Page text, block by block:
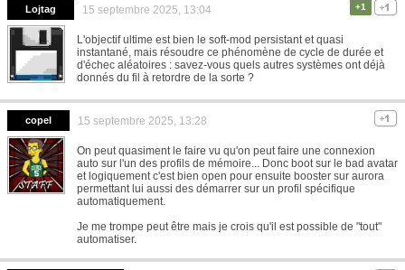
Lojtag 15 septembre 2025, 13:04 +1
L'objectif ultime est bien le soft-mod persistant et quasi
instantané, mais résoudre ce phénomène de cycle de durée et
d'échec aléatoires : savez-vous quels autres systèmes ont déjà
donnés du fil à retordre de la sorte ?
copel 15 septembre 2025, 13:28
On peut quasiment le faire vu qu'on peut faire une connexion
auto sur l'un des profils de mémoire... Donc boot sur le bad avatar
et logiquement c'est bien open pour ensuite booster sur aurora
permettant lui aussi des démarrer sur un profil spécifique
automatiquement.
Je me trompe peut être mais je crois qu'il est possible de "tout"
automatiser.